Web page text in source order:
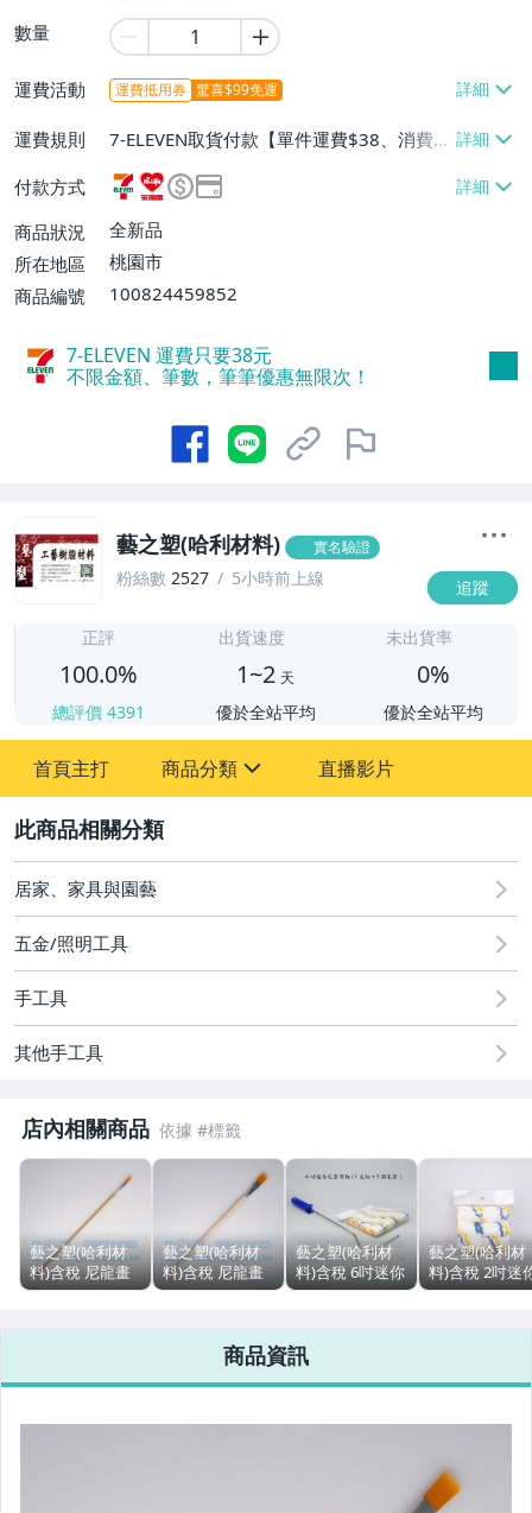
數量
運費活動 運費抵用券 驚喜$99免運
運費規則
7-ELEVEN取貨付款【單件運費$38、消費滿
$20000免運費】、7-ELEVEN取貨不付款
【單件運費$38、消費滿$20000免運
費】、萊爾富取貨付款【單件運費$60、消
費滿$20000免運費】、宅配/貨運【單件運
付款方式
商品狀況
全新品
所在地區
桃園市
商品編號
100824459852
7-ELEVEN 運費只要38元
不限金額、筆數，筆筆優惠無限次！
藝之塑(哈利材料) 實名驗證
粉絲數 2527 5小時前上線 追蹤
正評
100.0%
總評價 4391
出貨速度
1~2 天
優於全站平均
未出貨率
0%
優於全站平均
首頁主打 商品分類
圖書/影音/文具
汽機車精品百貨
玩具、模型與公仔
手錶與飾品配件
直播影片
居家、家具與園藝
五金/照明工具
手工具
其他手工具
店內相關商品
藝之塑(哈利材
料)含稅 尼龍畫
筆 油畫筆 #1(寬
藝之塑(哈利材
料)含稅 尼龍畫
筆 油畫筆 #10
藝之塑(哈利材
料)含稅 6吋迷你
毛套滾輪(1支柄
毛刷滾輪 抛棄式
替換材
藝之塑(哈利材
料)含稅 2吋迷
毛套滾輪替換
FRP毛刷滾輪
商品資訊